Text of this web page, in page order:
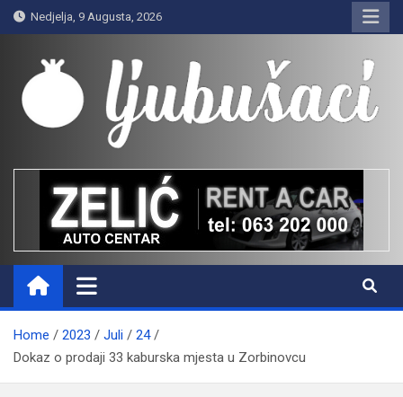
Skip
to
content
Nedjelja, 9 Augusta, 2026
Ljubušaci
Svom voljenom gradu
Home 2023 Juli
24
Dokaz o prodaji 33 kaburska mjesta u Zorbinovcu